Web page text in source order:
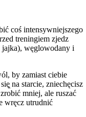
coś intensywniejszego
treningiem zjedz
jajka), węglowodany i
by zamiast ciebie
na starcie, zniechęcisz
mniej, ale ruszać
wręcz utrudnić